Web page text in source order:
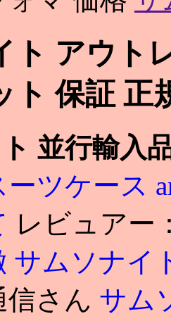
ト アウト
ト 保証 正
並行輸入
ツケース
レビュアー
サムソナイ
さん サム